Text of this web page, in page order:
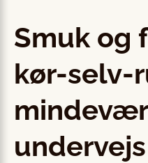
Smuk og
kør-selv-
undervejs